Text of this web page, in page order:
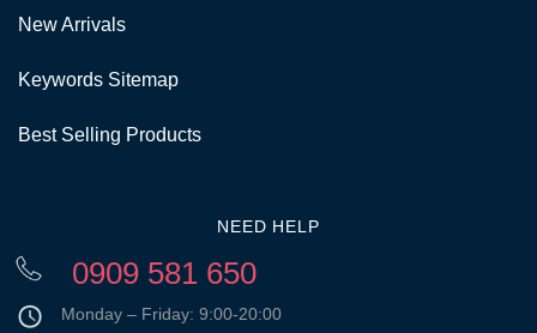
New Arrivals
Keywords Sitemap
Best Selling Products
NEED HELP
0909 581 650
Monday – Friday: 9:00-20:00